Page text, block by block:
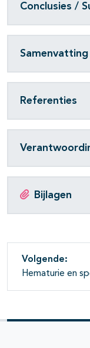
open- en
Conclusies /
Referenties
Bijlagen
Volgende:
Hematurie en